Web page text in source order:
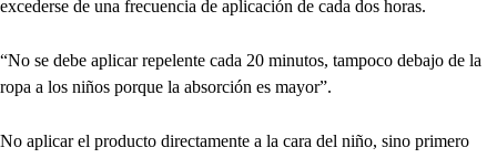
excederse de una frecuencia de aplicación de cada dos horas.
“No se debe aplicar repelente cada 20 minutos, tampoco debajo de la
ropa a los niños porque la absorción es mayor”.
No aplicar el producto directamente a la cara del niño, sino primero